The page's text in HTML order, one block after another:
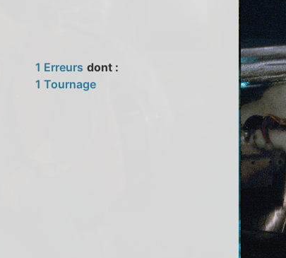
1 Erreurs dont :
1 Tournage